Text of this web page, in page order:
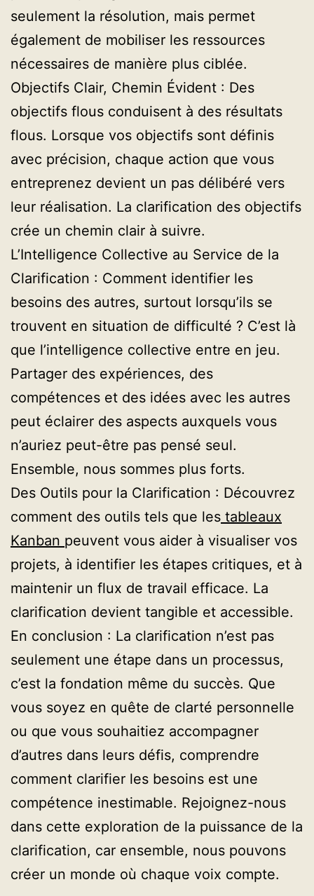
seulement la résolution, mais permet
également de mobiliser les ressources
nécessaires de manière plus ciblée.
Objectifs Clair, Chemin Évident : Des
objectifs flous conduisent à des résultats
flous. Lorsque vos objectifs sont définis
avec précision, chaque action que vous
entreprenez devient un pas délibéré vers
leur réalisation. La clarification des objectifs
crée un chemin clair à suivre.
L’Intelligence Collective au Service de la
Clarification : Comment identifier les
besoins des autres, surtout lorsqu’ils se
trouvent en situation de difficulté ? C’est là
que l’intelligence collective entre en jeu.
Partager des expériences, des
compétences et des idées avec les autres
peut éclairer des aspects auxquels vous
n’auriez peut-être pas pensé seul.
Ensemble, nous sommes plus forts.
Des Outils pour la Clarification : Découvrez
comment des outils tels que les tableaux
Kanban peuvent vous aider à visualiser vos
projets, à identifier les étapes critiques, et à
maintenir un flux de travail efficace. La
clarification devient tangible et accessible.
En conclusion : La clarification n’est pas
seulement une étape dans un processus,
c’est la fondation même du succès. Que
vous soyez en quête de clarté personnelle
ou que vous souhaitiez accompagner
d’autres dans leurs défis, comprendre
comment clarifier les besoins est une
compétence inestimable. Rejoignez-nous
dans cette exploration de la puissance de la
clarification, car ensemble, nous pouvons
créer un monde où chaque voix compte.